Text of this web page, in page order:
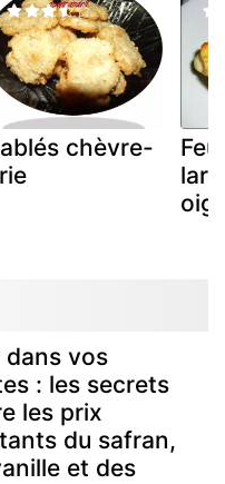
chèvre-
dans vos
: les secrets
les prix
du safran,
et des